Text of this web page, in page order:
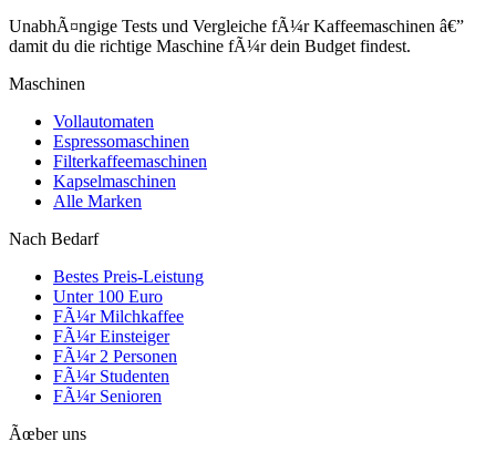
UnabhÃ¤ngige Tests und Vergleiche fÃ¼r Kaffeemaschinen â€”
damit du die richtige Maschine fÃ¼r dein Budget findest.
Maschinen
Vollautomaten
Espressomaschinen
Filterkaffeemaschinen
Kapselmaschinen
Alle Marken
Nach Bedarf
Bestes Preis-Leistung
Unter 100 Euro
FÃ¼r Milchkaffee
FÃ¼r Einsteiger
FÃ¼r 2 Personen
FÃ¼r Studenten
FÃ¼r Senioren
Ãœber uns